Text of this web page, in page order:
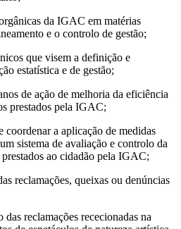
da IGAC em matérias
e o controlo de gestão;
que visem a definição e
estatística e de gestão;
de ação de melhoria da eficiência
prestados pela IGAC;
coordenar a aplicação de medidas
sistema de avaliação e controlo da
ao cidadão pela IGAC;
reclamações, queixas ou denúncias
reclamações rececionadas na